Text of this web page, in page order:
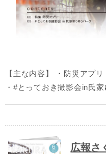
【主な内容】 ・防災アプリ
・#とっておき撮影会in氏
広報さ